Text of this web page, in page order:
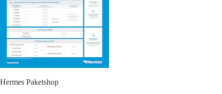
Hermes Paketshop